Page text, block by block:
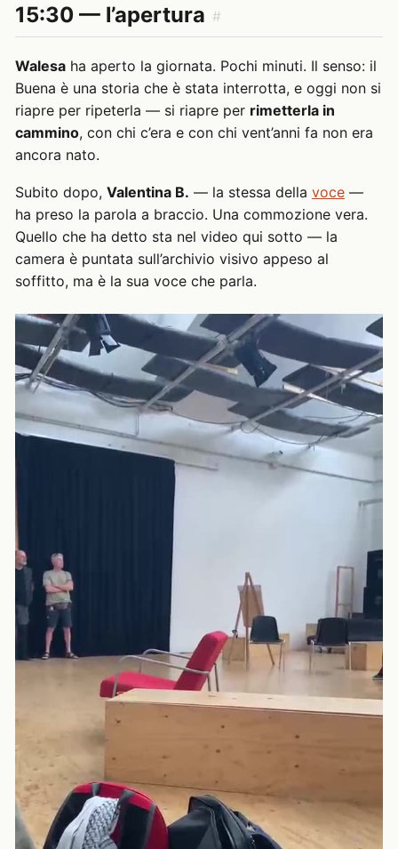
15:30 — l’apertura #
Walesa ha aperto la giornata. Pochi minuti. Il senso: il
Buena è una storia che è stata interrotta, e oggi non si
riapre per ripeterla — si riapre per rimetterla in
cammino, con chi c’era e con chi vent’anni fa non era
ancora nato.
Subito dopo, Valentina B. — la stessa della voce —
ha preso la parola a braccio. Una commozione vera.
Quello che ha detto sta nel video qui sotto — la
camera è puntata sull’archivio visivo appeso al
soffitto, ma è la sua voce che parla.